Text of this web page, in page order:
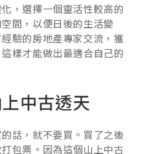
，選擇一個靈活性較高的
間，以便日後的生活變
驗的房地產專家交流，獲
樣才能做出最適合自己的
中古透天
話，就不要買。買了之後
包票。因為這個山上中古